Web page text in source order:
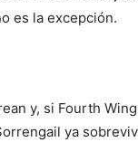
es la excepción.
y, si Fourth
ya